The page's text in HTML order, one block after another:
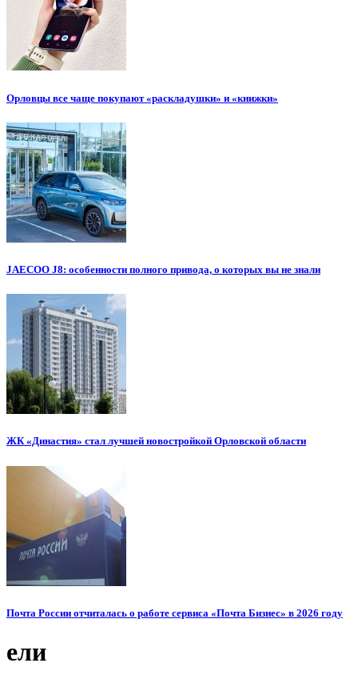
Орловцы все чаще покупают «раскладушки» и «книжки»
JAECOO J8: особенности полного привода, о которых вы не знали
ЖК «Династия» стал лучшей новостройкой Орловской области
Почта России отчиталась о работе сервиса «Почта Бизнес» в 2026 году
ели